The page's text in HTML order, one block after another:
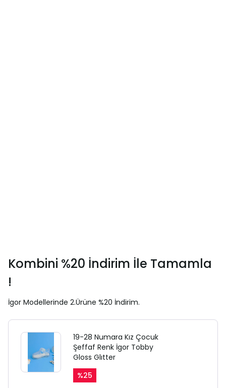
Kombini %20 İndirim İle Tamamla
!
İgor Modellerinde 2.Ürüne %20 İndirim.
19-28 Numara Kız Çocuk
Şeffaf Renk İgor Tobby
Gloss Glıtter
%25